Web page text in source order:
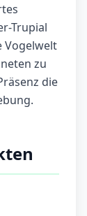
Trupial
Vogelwelt
zu
die